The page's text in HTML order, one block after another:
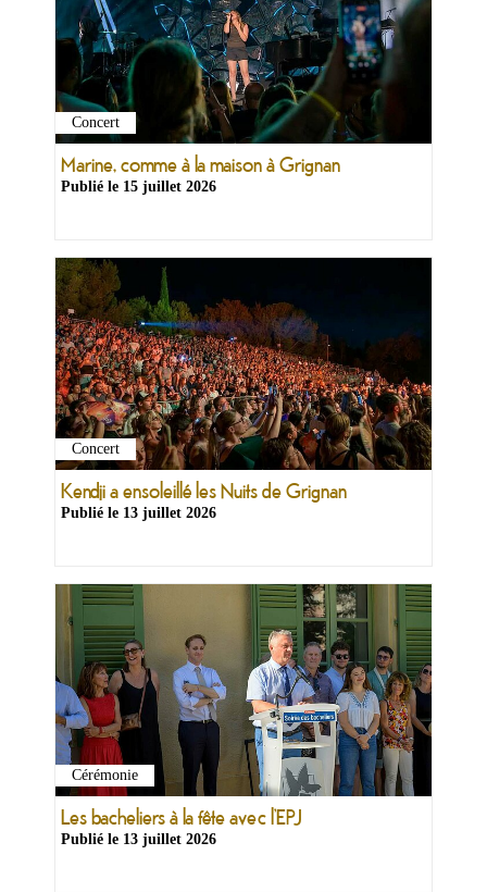
Ma
mairie
Ma
ville
Culture
&
Loisirs
|
Tourisme
Billetterie
Infos
Travaux/Voirie
|
Circulation
Concert
Marine, comme à la maison à Grignan
Publié le 15 juillet 2026
Concert
Kendji a ensoleillé les Nuits de Grignan
Publié le 13 juillet 2026
Cérémonie
Les bacheliers à la fête avec l’EPJ
Publié le 13 juillet 2026